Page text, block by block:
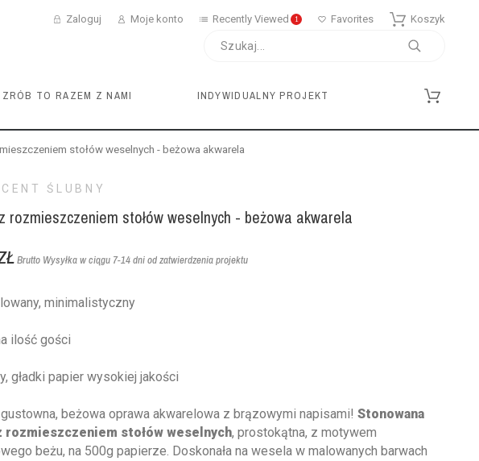
Zaloguj Moje konto Recently Viewed 1 Favorites Koszyk
ZRÓB TO RAZEM Z NAMI INDYWIDUALNY PROJEKT
stołów weselnych - beżowa akwarela
ŚLUBNY
rozmieszczeniem stołów weselnych - beżowa akwarela
Brutto Wysyłka w ciągu 7-14 dni od zatwierdzenia projektu
minimalistyczny
ilość gości
gładki papier wysokiej jakości
beżowa oprawa akwarelowa z brązowymi napisami! Stonowana
rozmieszczeniem stołów weselnych, prostokątna, z motywem
beżu, na 500g papierze. Doskonała na wesela w malowanych barwach